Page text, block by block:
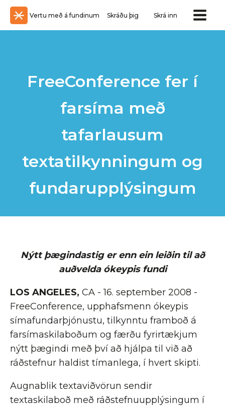
Vertu með á fundinum Skráðu þig Skrá inn
FreeConference fer í
farsíma með
tafarlausum
textatilkynningum og
fundarupplýsingum
Nýtt þægindastig er enn ein leiðin til að
auðvelda ókeypis fundi
LOS ANGELES, CA - 16. september 2008 -
FreeConference, upphafsmenn ókeypis
símafundarþjónustu, tilkynntu framboð á
farsímaskilaboðum og færðu fyrirtækjum
nýtt þægindi með því að hjálpa til við að
ráðstefnur haldist tímanlega, í hvert skipti.
Augnablik textaviðvörun sendir
textaskilaboð með ráðstefnuupplýsingum í